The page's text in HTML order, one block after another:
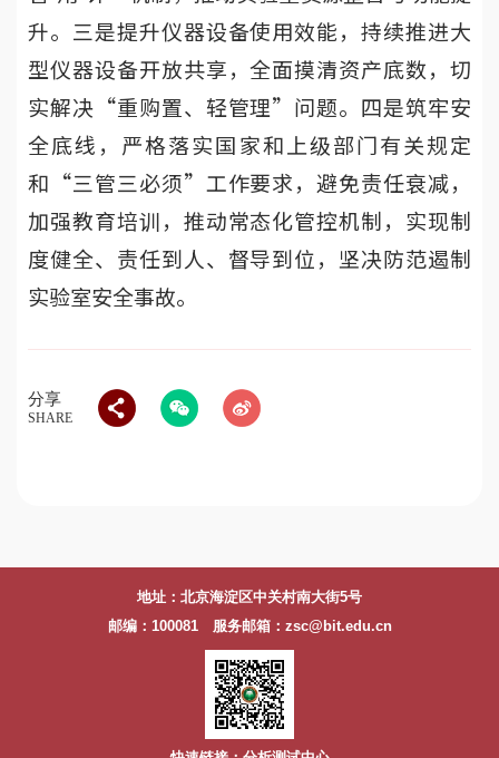
升。三是提升仪器设备使用效能，持续推进大
型仪器设备开放共享，全面摸清资产底数，切
实解决“重购置、轻管理”问题。四是筑牢安
全底线，严格落实国家和上级部门有关规定
和“三管三必须”工作要求，避免责任衰减，
加强教育培训，推动常态化管控机制，实现制
度健全、责任到人、督导到位，坚决防范遏制
实验室安全事故。
分享
SHARE
地址：北京海淀区中关村南大街5号
邮编：100081 服务邮箱：zsc@bit.edu.cn